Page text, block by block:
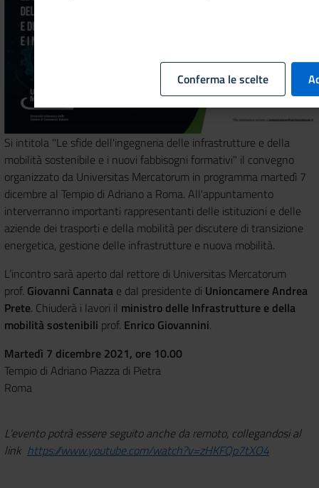
Si intitola "Le sfide dell'ingegneria delle infrastrutture e della
mobilità sostenibile e i nuovi fabbisogni formativi" il convegno
organizzato da Universitas Mercatorum in programma martedì 7
dicembre al Tempio di Adriano a Roma. All'appuntamento
interverranno importanti rappresentanti delle istituzioni e delle
aziende dei trasporti e della mobilità per discutere di transizione
energetica, gestione delle infrastrutture e nuova mobilità.
L’incontro sarà aperto dal rettore di Universitas Mercatorum
prof. Giovanni Cannata e dal presidente di Unioncamere Andrea
Prete. Chiuderà i lavori il ministro delle Infrastrutture e della
mobilità sostenibili prof. Enrico Giovannini.
Martedì 7 dicembre 2021, ore 10.00
Tempio di Adriano Piazza di Pietra
Roma
L'evento potrà essere seguito anche da remoto, collegandosi al
link https://www.youtube.com/watch?v=zHKFQp7tXO4
Conferma le scelte